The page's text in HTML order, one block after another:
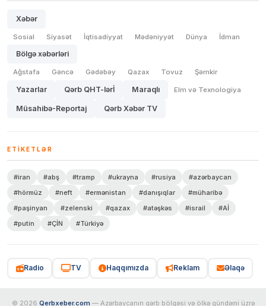
Xəbər
Sosial Siyasət İqtisadiyyat Mədəniyyət Dünya İdman
Bölgə xəbərləri
Ağstafa Gəncə Gədəbəy Qazax Tovuz Şəmkir
Yazarlar Qərb QHT-lərİ Maraqlı Elm və Texnologiya
Müsahibə-Reportaj Qərb Xəbər TV
ETIKETLƏR
#iran #abş #tramp #ukrayna #rusiya
#azərbaycan
#hörmüz
#neft #ermənistan #danışıqlar
#müharibə
#paşinyan
#zelenski #qazax #atəşkəs #israil
#Aİ
#putin
#ÇİN #Türkiyə
Radio TV Haqqımızda Reklam Əlaqə
© 2026 Qerbxeber.com — Azərbaycanın qərb bölgəsi və ölkə gündəmi üzrə